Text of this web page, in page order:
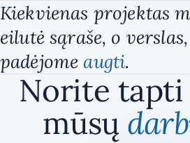
Kiekvienas projektas
eilutė sąraše, o
padėjome augti.
Norite
mūsų